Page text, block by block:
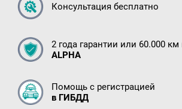
Вакансии
Документы компании
Оферта
Партнёрам
Доставка Партнерам
Консультация бесплатно
2 года гарантии или 60.000 км
ALPHA
Помощь с регистрацией
в ГИБДД